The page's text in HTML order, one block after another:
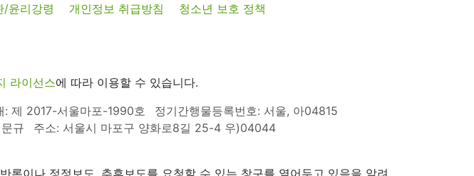
/윤리강령 개인정보 취급방침
청소년 보호 정책
라이선스에 따라 이용할 수 있습니다.
: 제 2017-서울마포-1990호
정기간행물등록번호: 서울, 아04815
규
주소: 서울시 마포구 양화로8길 25-4 우)04044
론이나 정정보도, 추후보도를 요청할 수 있는 창구를 열어두고 있음을 알려